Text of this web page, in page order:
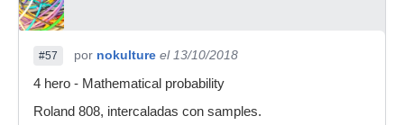
#57 por nokulture el 13/10/2018
4 hero - Mathematical probability
Roland 808, intercaladas con samples.